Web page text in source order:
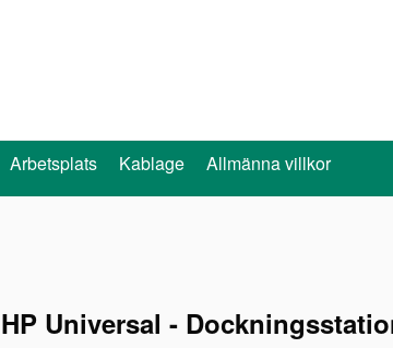
Arbetsplats Kablage Allmänna villkor
HP Universal -